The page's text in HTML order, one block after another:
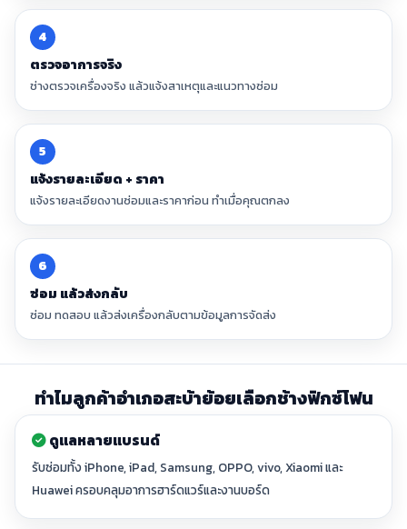
4
ตรวจอาการจริง
ช่างตรวจเครื่องจริง แล้วแจ้งสาเหตุและแนวทางซ่อม
5
แจ้งรายละเอียด + ราคา
แจ้งรายละเอียดงานซ่อมและราคาก่อน ทำเมื่อคุณตกลง
6
ซ่อม แล้วส่งกลับ
ซ่อม ทดสอบ แล้วส่งเครื่องกลับตามข้อมูลการจัดส่ง
ทำไมลูกค้าอำเภอสะบ้าย้อยเลือกช้างฟิกซ์โฟน
ดูแลหลายแบรนด์
รับซ่อมทั้ง iPhone, iPad, Samsung, OPPO, vivo, Xiaomi และ
Huawei ครอบคลุมอาการฮาร์ดแวร์และงานบอร์ด